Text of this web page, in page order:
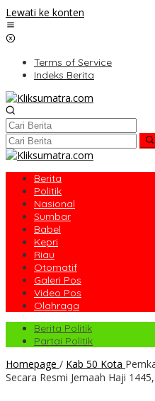
Lewati ke konten
Terms of Service
Indeks Berita
Berita
Politik
Nasional
Sumbar
Babel
Kepri
Riau
Otomatif
Galeri Pos
Video Pos
Olahraga
Berita Politik
Partai Politik
Homepage / Kab 50 Kota
Secara Resmi Jemaah Haji